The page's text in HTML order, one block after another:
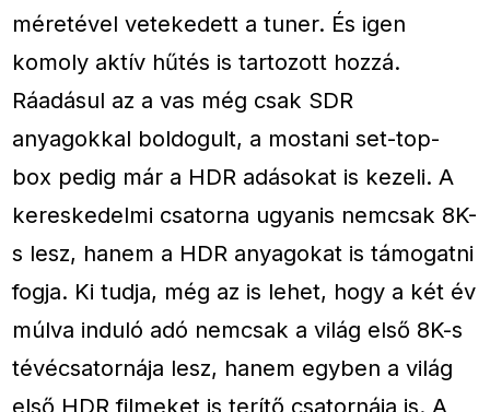
méretével vetekedett a tuner. És igen
komoly aktív hűtés is tartozott hozzá.
Ráadásul az a vas még csak SDR
anyagokkal boldogult, a mostani set-top-
box pedig már a HDR adásokat is kezeli. A
kereskedelmi csatorna ugyanis nemcsak 8K-
s lesz, hanem a HDR anyagokat is támogatni
fogja. Ki tudja, még az is lehet, hogy a két év
múlva induló adó nemcsak a világ első 8K-s
tévécsatornája lesz, hanem egyben a világ
első HDR filmeket is terítő csatornája is. A